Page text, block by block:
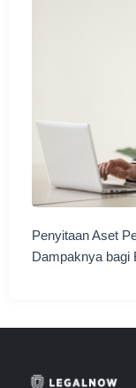
Penyitaan Aset
Dampaknya bagi